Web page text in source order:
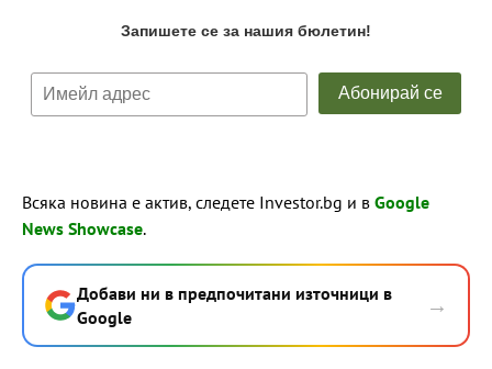
Всяка новина е актив, следете Investor.bg и в Google
News Showcase.
Добави ни в предпочитани източници в
Google
→